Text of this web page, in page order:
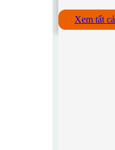
Xem tất cả